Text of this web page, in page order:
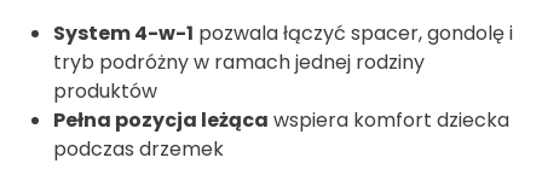
System 4-w-1 pozwala łączyć spacer, gondolę i
tryb podróżny w ramach jednej rodziny
produktów
Pełna pozycja leżąca wspiera komfort dziecka
podczas drzemek